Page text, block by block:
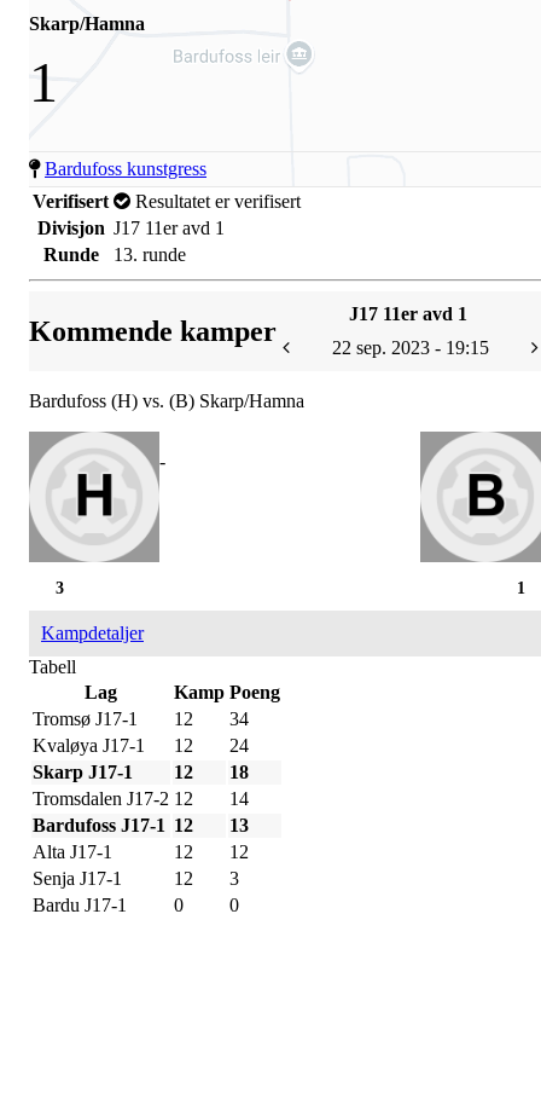
Skarp/Hamna
1
Bardufoss kunstgress
Verifisert
Resultatet er verifisert
Divisjon J17 11er avd 1
Runde
13. runde
Kommende kamper
J17 11er avd 1
22 sep. 2023 - 19:15
Bardufoss (H) vs. (B) Skarp/Hamna
-
1
3
Kampdetaljer
Tabell
Lag
Kamp Poeng
Tromsø J17-1
12
34
Kvaløya J17-1
12
24
Skarp J17-1
12
18
Tromsdalen J17-2 12
14
Bardufoss J17-1 12
13
Alta J17-1
12
12
Senja J17-1
12
3
Bardu J17-1
0 0